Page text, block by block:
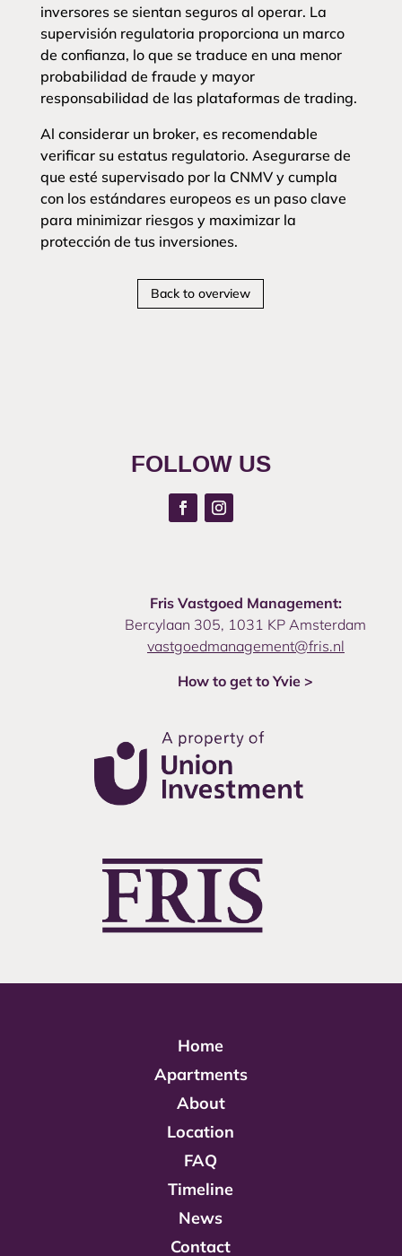
inversores se sientan seguros al operar. La
supervisión regulatoria proporciona un marco
de confianza, lo que se traduce en una menor
probabilidad de fraude y mayor
responsabilidad de las plataformas de trading.
Al considerar un broker, es recomendable
verificar su estatus regulatorio. Asegurarse de
que esté supervisado por la CNMV y cumpla
con los estándares europeos es un paso clave
para minimizar riesgos y maximizar la
protección de tus inversiones.
Back to overview
FOLLOW US
Fris Vastgoed Management:
Bercylaan 305, 1031 KP Amsterdam
vastgoedmanagement@fris.nl
How to get to Yvie >
Home
Apartments
About
Location
FAQ
Timeline
News
Contact